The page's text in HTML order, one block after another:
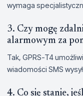
wymaga
3. Czy mogę
alarmowym za
Tak, GPRS-T4
wiadomości SMS
4. Co się stanie,